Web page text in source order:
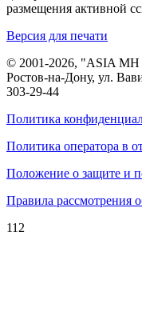
размещения активной
Версия для печати
© 2001-2026, "ASIA MH
Ростов-на-Дону, ул.
303-29-44
Политика
Политика оператора в
Положение о защите и
Правила рассмотрения
112